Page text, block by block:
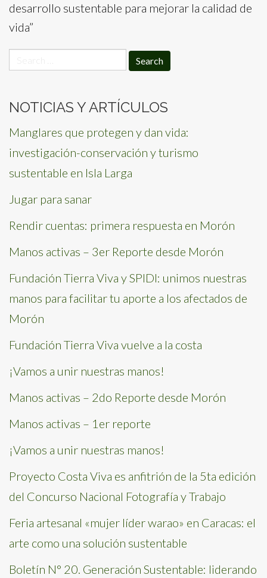
desarrollo sustentable para mejorar la calidad de
vida”
for:
NOTICIAS Y ARTÍCULOS
Manglares que protegen y dan vida:
investigación-conservación y turismo
sustentable en Isla Larga
Jugar para sanar
Rendir cuentas: primera respuesta en Morón
Manos activas – 3er Reporte desde Morón
Fundación Tierra Viva y SPIDI: unimos nuestras
manos para facilitar tu aporte a los afectados de
Morón
Fundación Tierra Viva vuelve a la costa
¡Vamos a unir nuestras manos!
Manos activas – 2do Reporte desde Morón
Manos activas – 1er reporte
¡Vamos a unir nuestras manos!
Proyecto Costa Viva es anfitrión de la 5ta edición
del Concurso Nacional Fotografía y Trabajo
Feria artesanal «mujer líder warao» en Caracas: el
arte como una solución sustentable
Boletín N° 20. Generación Sustentable: liderando